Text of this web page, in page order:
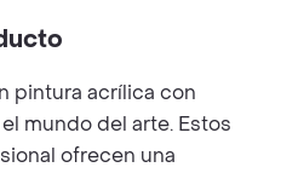
pintura acrílica con
mundo del arte. Estos
ofrecen una